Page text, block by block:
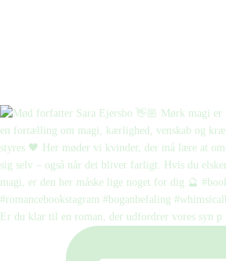
Er du klar til en roman, der udfordrer vores syn p